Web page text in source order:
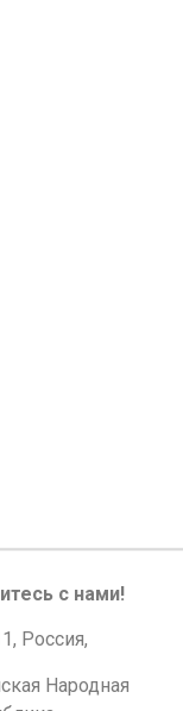
с нами!
Россия,
Народная